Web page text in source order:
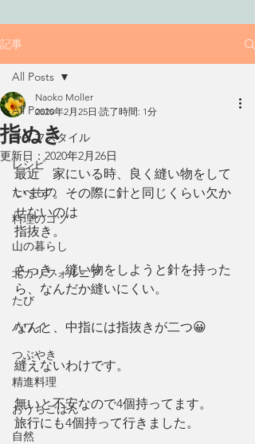
記事
All Posts
ライフスタイル
レシピ
たべもの
料理のコツ
山の暮らし
北カリフォルニア
たび
ハワイ
つぶやき
精進料理
おうちごはん
自然
All Posts
指ぬき
Naoko Moller
2020年2月25日 読了時間: 1分
更新日： 2020年2月26日
最近　家にいる時、良く縫い物をして
います。その際に針と同じくらい欠か
せないのは
指抜き。
さっき、縫い物をしようと針を持った
ら、なんだか縫いにくい。
なんと、中指には指抜きが二つ😀
縫えないわけです。
無いと不安なので4個持ってます。
旅行にも4個持って行きました。